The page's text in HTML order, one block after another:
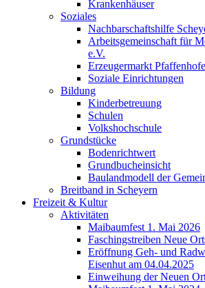
Krankenhäuser
Soziales
Nachbarschaftshilfe
Arbeitsgemeinschaft für
e.V.
Erzeugermarkt
Soziale Einrichtungen
Bildung
Kinderbetreuung
Schulen
Volkshochschule
Grundstücke
Bodenrichtwert
Grundbucheinsicht
Baulandmodell der
Breitband in Scheyern
Freizeit & Kultur
Aktivitäten
Maibaumfest 1. Mai 2026
Faschingstreiben Neue
Eröffnung Geh- und
Eisenhut am 04.04.2025
Einweihung der Neuen